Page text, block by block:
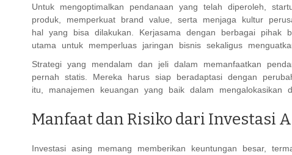
Untuk mengoptimalkan pendanaan yang telah diperoleh,
produk, memperkuat brand value, serta menjaga kultur
hal yang bisa dilakukan. Kerjasama dengan berbagai pihak
utama untuk memperluas jaringan bisnis sekaligus
Strategi yang mendalam dan jeli dalam memanfaatkan
pernah statis. Mereka harus siap beradaptasi dengan
itu, manajemen keuangan yang baik dalam mengalokasikan
Manfaat dan Risiko dari Investasi
Investasi asing memang memberikan keuntungan besar,